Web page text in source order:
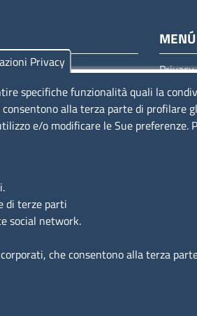
CCIAA di Brindisi
CCIAA di Taranto
Privacy
Cookie
Note
Privacy
specifiche funzionalità quali la
alla terza parte di profilare
e/o modificare le Sue preferenze.
di terze parti
social network.
che consentono alla terza